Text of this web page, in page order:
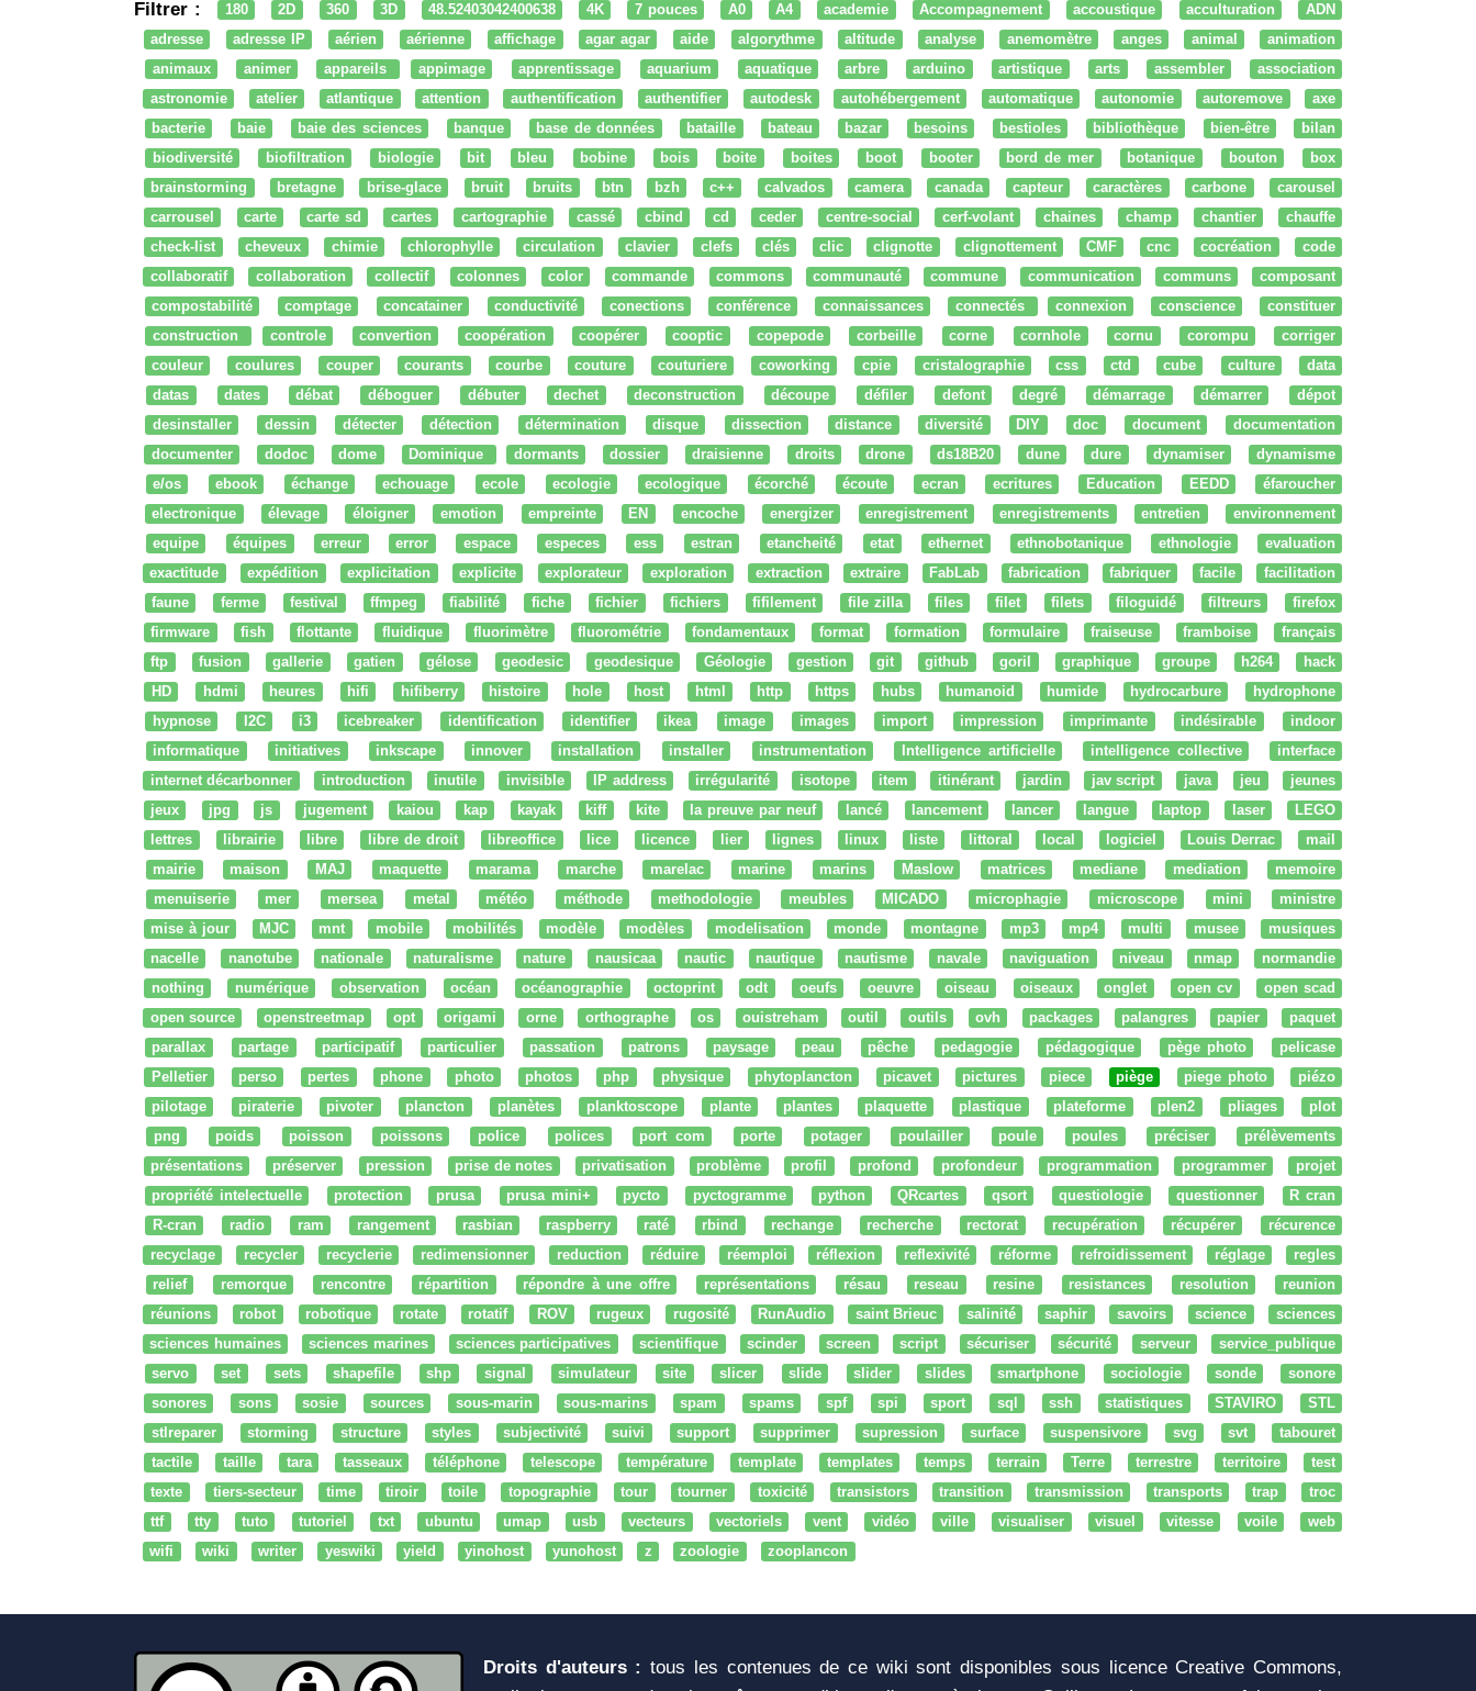
Filtrer : 180 2D 360 3D 48.52403042400638 4K 7 pouces A0 A4 academie Accompagnement accoustique acculturation
ADN
adresse
adresse IP aérien aérienne affichage agar agar aide algorythme altitude analyse anemomètre anges animal
animation
animaux
animer appareils appimage apprentissage aquarium aquatique arbre arduino artistique arts assembler
association
astronomie
atelier atlantique attention authentification authentifier autodesk autohébergement automatique autonomie autoremove
axe
bacterie
baie baie des sciences banque base de données bataille bateau bazar besoins bestioles bibliothèque bien-être
bilan
biodiversité
biofiltration biologie bit bleu bobine bois boite boites boot booter bord de mer botanique bouton
box
brainstorming
bretagne brise-glace bruit bruits btn bzh c++ calvados camera canada capteur caractères carbone
carousel
carrousel
carte carte sd cartes cartographie cassé cbind cd ceder centre-social cerf-volant chaines champ chantier
chauffe
check-list
cheveux chimie chlorophylle circulation clavier clefs clés clic clignotte clignottement CMF cnc cocréation
code
collaboratif
collaboration collectif colonnes color commande commons communauté commune communication communs
composant
compostabilité
comptage concatainer conductivité conections conférence connaissances connectés connexion conscience
constituer
construction
controle convertion coopération coopérer cooptic copepode corbeille corne cornhole cornu corompu
corriger
couleur
coulures couper courants courbe couture couturiere coworking cpie cristalographie css ctd cube culture
data
datas
dates débat déboguer débuter dechet deconstruction découpe défiler defont degré démarrage démarrer
dépot
desinstaller
dessin détecter détection détermination disque dissection distance diversité DIY doc document
documentation
documenter
dodoc dome Dominique dormants dossier draisienne droits drone ds18B20 dune dure dynamiser
dynamisme
e/os
ebook échange echouage ecole ecologie ecologique écorché écoute ecran ecritures Education EEDD
éfaroucher
electronique
élevage éloigner emotion empreinte EN encoche energizer enregistrement enregistrements entretien
environnement
equipe
équipes erreur error espace especes ess estran etancheité etat ethernet ethnobotanique ethnologie
evaluation
exactitude
expédition explicitation explicite explorateur exploration extraction extraire FabLab fabrication fabriquer facile
facilitation
faune
ferme festival ffmpeg fiabilité fiche fichier fichiers fifilement file zilla files filet filets filoguidé filtreurs
firefox
firmware
fish flottante fluidique fluorimètre fluorométrie fondamentaux format formation formulaire fraiseuse framboise
français
ftp
fusion gallerie gatien gélose geodesic geodesique Géologie gestion git github goril graphique groupe h264
hack
HD
hdmi heures hifi hifiberry histoire hole host html http https hubs humanoid humide hydrocarbure
hydrophone
hypnose
I2C i3 icebreaker identification identifier ikea image images import impression imprimante indésirable
indoor
informatique
initiatives inkscape innover installation installer instrumentation Intelligence artificielle intelligence collective
interface
internet décarbonner
introduction inutile invisible IP address irrégularité isotope item itinérant jardin jav script java jeu
jeunes
jeux
jpg js jugement kaiou kap kayak kiff kite la preuve par neuf lancé lancement lancer langue laptop laser
LEGO
lettres
librairie libre libre de droit libreoffice lice licence lier lignes linux liste littoral local logiciel Louis Derrac
mail
mairie
maison MAJ maquette marama marche marelac marine marins Maslow matrices mediane mediation
memoire
menuiserie
mer mersea metal météo méthode methodologie meubles MICADO microphagie microscope mini
ministre
mise à jour
MJC mnt mobile mobilités modèle modèles modelisation monde montagne mp3 mp4 multi musee
musiques
nacelle
nanotube nationale naturalisme nature nausicaa nautic nautique nautisme navale naviguation niveau nmap
normandie
nothing
numérique observation océan océanographie octoprint odt oeufs oeuvre oiseau oiseaux onglet open cv
open scad
open source
openstreetmap opt origami orne orthographe os ouistreham outil outils ovh packages palangres papier
paquet
parallax
partage participatif particulier passation patrons paysage peau pêche pedagogie pédagogique pège photo
pelicase
Pelletier
perso pertes phone photo photos php physique phytoplancton picavet pictures piece piège piege photo
piézo
pilotage
piraterie pivoter plancton planètes planktoscope plante plantes plaquette plastique plateforme plen2 pliages
plot
png
poids poisson poissons police polices port com porte potager poulailler poule poules préciser
prélèvements
présentations
préserver pression prise de notes privatisation problème profil profond profondeur programmation programmer
projet
propriété intelectuelle
protection prusa prusa mini+ pycto pyctogramme python QRcartes qsort questiologie questionner
R cran
R-cran
radio ram rangement rasbian raspberry raté rbind rechange recherche rectorat recupération récupérer
récurence
recyclage
recycler recyclerie redimensionner reduction réduire réemploi réflexion reflexivité réforme refroidissement réglage
regles
relief
remorque rencontre répartition répondre à une offre représentations résau reseau resine resistances resolution
reunion
réunions
robot robotique rotate rotatif ROV rugeux rugosité RunAudio saint Brieuc salinité saphir savoirs science
sciences
sciences humaines
sciences marines sciences participatives scientifique scinder screen script sécuriser sécurité serveur
service_publique
servo
set sets shapefile shp signal simulateur site slicer slide slider slides smartphone sociologie sonde
sonore
sonores
sons sosie sources sous-marin sous-marins spam spams spf spi sport sql ssh statistiques STAVIRO
STL
stlreparer
storming structure styles subjectivité suivi support supprimer supression surface suspensivore svg svt
tabouret
tactile
taille tara tasseaux téléphone telescope température template templates temps terrain Terre terrestre territoire
test
texte
tiers-secteur time tiroir toile topographie tour tourner toxicité transistors transition transmission transports trap
troc
ttf
tty tuto tutoriel txt ubuntu umap usb vecteurs vectoriels vent vidéo ville visualiser visuel vitesse voile
web
wifi
wiki writer yeswiki yield yinohost yunohost z zoologie zooplancon
Droits d'auteurs : tous les contenues de ce wiki sont disponibles sous licence Creative Commons,